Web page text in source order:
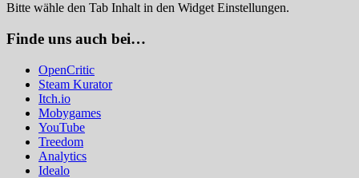
Bitte wähle den Tab Inhalt in den Widget Einstellungen.
Finde uns auch bei…
OpenCritic
Steam Kurator
Itch.io
Mobygames
YouTube
Treedom
Analytics
Idealo